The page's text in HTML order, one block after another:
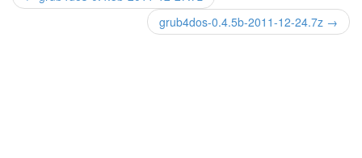
grub4dos-0.4.5b-2011-12-24.7z →